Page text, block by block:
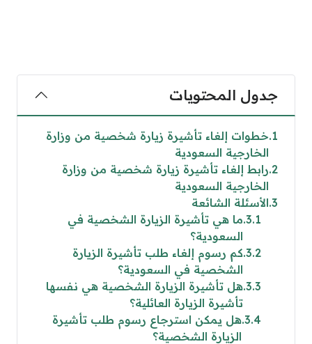
جدول المحتويات
1 خطوات إلغاء تأشيرة زيارة شخصية من وزارة
الخارجية السعودية
2 رابط إلغاء تأشيرة زيارة شخصية من وزارة
الخارجية السعودية
3 الأسئلة الشائعة
3.1 ما هي تأشيرة الزيارة الشخصية في
السعودية؟
3.2 كم رسوم إلغاء طلب تأشيرة الزيارة
الشخصية في السعودية؟
3.3 هل تأشيرة الزيارة الشخصية هي نفسها
تأشيرة الزيارة العائلية؟
3.4 هل يمكن استرجاع رسوم طلب تأشيرة
الزيارة الشخصية؟